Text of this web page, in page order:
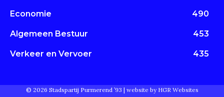
Economie 490
Algemeen Bestuur 453
Verkeer en Vervoer 435
© 2026 Stadspartij Purmerend ’93 | website by HGR Websites